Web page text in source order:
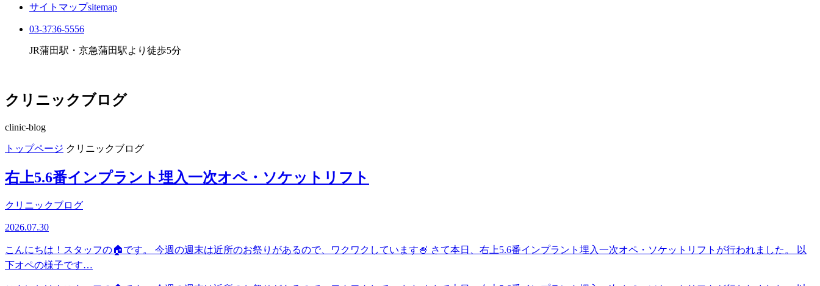
サイトマップsitemap
03-3736-5556
JR蒲田駅・京急蒲田駅より徒歩5分
クリニックブログ
clinic-blog
トップページ クリニックブログ
右上5.6番インプラント埋入一次オペ・ソケットリフト
クリニックブログ
2026.07.30
こんにちは！スタッフの🏠です。 今週の週末は近所のお祭りがあるので、ワクワクしています🍧 さて本日、右上5.6番インプラント埋入一次オペ・ソケットリフトが行われました。 以
下オペの様子です…